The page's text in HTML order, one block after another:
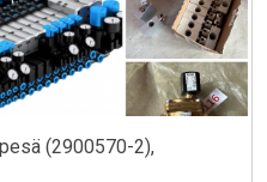
(2900570-2),